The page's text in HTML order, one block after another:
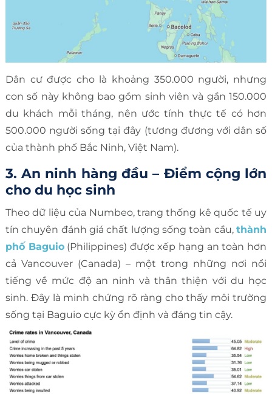
Dân cư được cho là khoảng 350.000 người, nhưng
con số này không bao gồm sinh viên và gần 150.000
du khách mỗi tháng, nên ước tính thực tế có hơn
500.000 người sống tại đây (tương đương với dân số
của thành phố Bắc Ninh, Việt Nam).
3. An ninh hàng đầu – Điểm cộng lớn
cho du học sinh
Theo dữ liệu của Numbeo, trang thống kê quốc tế uy
tín chuyên đánh giá chất lượng sống toàn cầu,thành
phố Baguio(Philippines) được xếp hạng an toàn hơn
cả Vancouver (Canada) – một trong những nơi nổi
tiếng về mức độ an ninh và thân thiện với du học
sinh. Đây là minh chứng rõ ràng cho thấy môi trường
sống tại Baguio cực kỳ ổn định và đáng tin cậy.